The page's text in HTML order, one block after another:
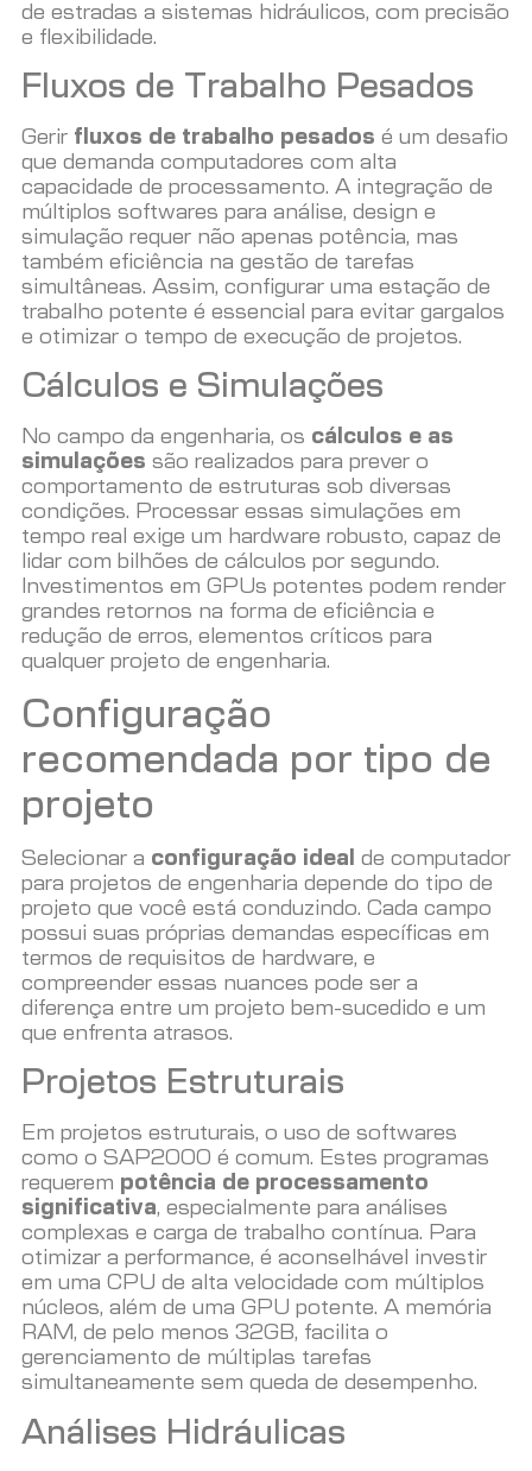
de estradas a sistemas hidráulicos, com precisão
e flexibilidade.
Fluxos de Trabalho Pesados
Gerir fluxos de trabalho pesados é um desafio
que demanda computadores com alta
capacidade de processamento. A integração de
múltiplos softwares para análise, design e
simulação requer não apenas potência, mas
também eficiência na gestão de tarefas
simultâneas. Assim, configurar uma estação de
trabalho potente é essencial para evitar gargalos
e otimizar o tempo de execução de projetos.
Cálculos e Simulações
No campo da engenharia, os cálculos e as
simulações são realizados para prever o
comportamento de estruturas sob diversas
condições. Processar essas simulações em
tempo real exige um hardware robusto, capaz de
lidar com bilhões de cálculos por segundo.
Investimentos em GPUs potentes podem render
grandes retornos na forma de eficiência e
redução de erros, elementos críticos para
qualquer projeto de engenharia.
Configuração
recomendada por tipo de
projeto
Selecionar a configuração ideal
de computador
para projetos de engenharia depende do tipo de
projeto que você está conduzindo. Cada campo
possui suas próprias demandas específicas em
termos de requisitos de hardware, e
compreender essas nuances pode ser a
diferença entre um projeto bem-sucedido e um
que enfrenta atrasos.
Projetos Estruturais
Em projetos estruturais, o uso de softwares
como o SAP2000 é comum. Estes programas
requerem potência de processamento
significativa, especialmente para análises
complexas e carga de trabalho contínua. Para
otimizar a performance, é aconselhável investir
em uma CPU de alta velocidade com múltiplos
núcleos, além de uma GPU potente. A memória
RAM, de pelo menos 32GB, facilita o
gerenciamento de múltiplas tarefas
simultaneamente sem queda de desempenho.
Análises Hidráulicas